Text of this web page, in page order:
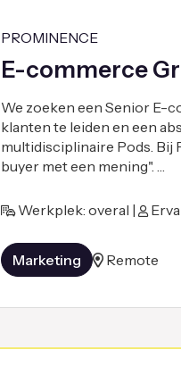
PROMINENCE
E-commerce
We zoeken een Senior E-
klanten te leiden en een
multidisciplinaire Pods. Bij
buyer met een mening". …
Werkplek: overal |
Marketing Remote